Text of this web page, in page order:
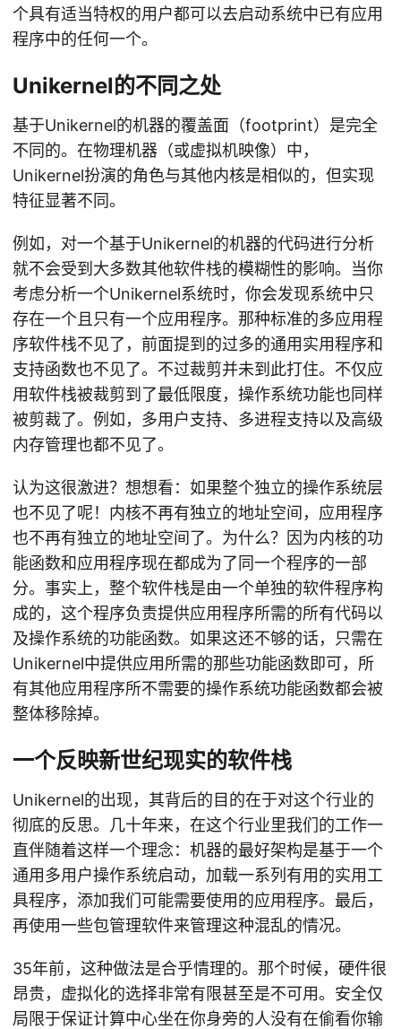
个具有适当特权的用户都可以去启动系统中已有应用
程序中的任何一个。
Unikernel的不同之处
基于Unikernel的机器的覆盖面（footprint）是完全
不同的。在物理机器（或虚拟机映像）中，
Unikernel扮演的角色与其他内核是相似的，但实现
特征显著不同。
例如，对一个基于Unikernel的机器的代码进行分析
就不会受到大多数其他软件栈的模糊性的影响。当你
考虑分析一个Unikernel系统时，你会发现系统中只
存在一个且只有一个应用程序。那种标准的多应用程
序软件栈不见了，前面提到的过多的通用实用程序和
支持函数也不见了。不过裁剪并未到此打住。不仅应
用软件栈被裁剪到了最低限度，操作系统功能也同样
被剪裁了。例如，多用户支持、多进程支持以及高级
内存管理也都不见了。
认为这很激进？想想看：如果整个独立的操作系统层
也不见了呢！内核不再有独立的地址空间，应用程序
也不再有独立的地址空间了。为什么？因为内核的功
能函数和应用程序现在都成为了同一个程序的一部
分。事实上，整个软件栈是由一个单独的软件程序构
成的，这个程序负责提供应用程序所需的所有代码以
及操作系统的功能函数。如果这还不够的话，只需在
Unikernel中提供应用所需的那些功能函数即可，所
有其他应用程序所不需要的操作系统功能函数都会被
整体移除掉。
一个反映新世纪现实的软件栈
Unikernel的出现，其背后的目的在于对这个行业的
彻底的反思。几十年来，在这个行业里我们的工作一
直伴随着这样一个理念：机器的最好架构是基于一个
通用多用户操作系统启动，加载一系列有用的实用工
具程序，添加我们可能需要使用的应用程序。最后，
再使用一些包管理软件来管理这种混乱的情况。
35年前，这种做法是合乎情理的。那个时候，硬件很
昂贵，虚拟化的选择非常有限甚至是不可用。安全仅
局限于保证计算中心坐在你身旁的人没有在偷看你输